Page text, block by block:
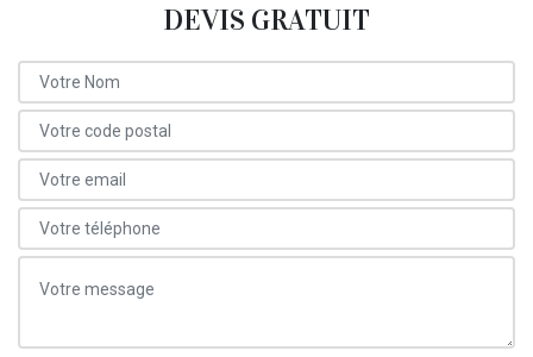
DEVIS GRATUIT